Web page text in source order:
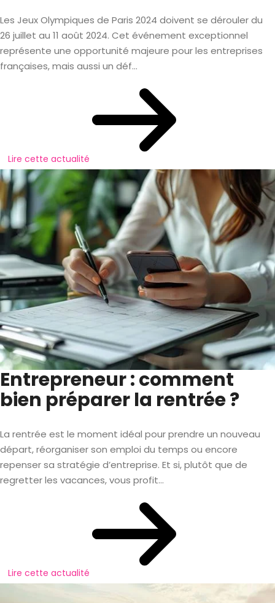
Les Jeux Olympiques de Paris 2024 doivent se dérouler du
26 juillet au 11 août 2024. Cet événement exceptionnel
représente une opportunité majeure pour les entreprises
françaises, mais aussi un déf...
Lire cette actualité
Entrepreneur : comment
bien préparer la rentrée ?
La rentrée est le moment idéal pour prendre un nouveau
départ, réorganiser son emploi du temps ou encore
repenser sa stratégie d’entreprise. Et si, plutôt que de
regretter les vacances, vous profit...
Lire cette actualité